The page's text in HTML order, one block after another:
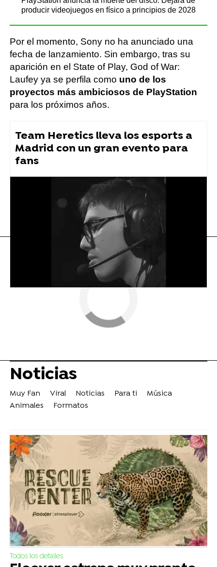
producir videojuegos en físico a principios de 2028
Por el momento, Sony no ha anunciado una
fecha de lanzamiento. Sin embargo, tras su
aparición en el State of Play, God of War:
Laufey ya se perfila como uno de los
proyectos más ambiciosos de PlayStation
para los próximos años.
Team Heretics lleva los esports a
Madrid con un gran evento para
fans
videojuegos
Noticias
Muy Fan Viral Noticias Para ti
Música
Animales
Formatos
Todos los detalles